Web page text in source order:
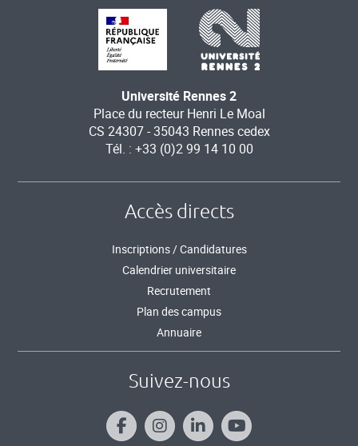
Université Rennes 2
Place du recteur Henri Le Moal
CS 24307 - 35043 Rennes cedex
Tél. : +33 (0)2 99 14 10 00
Accès directs
Inscriptions / Candidatures
Calendrier universitaire
Recrutement
Plan des campus
Annuaire
Suivez-nous